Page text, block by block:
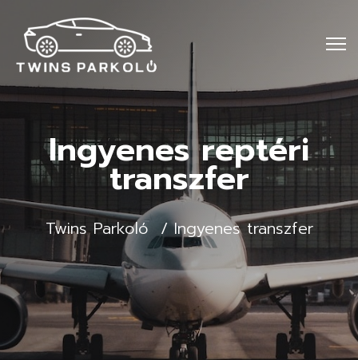
Ingyenes reptéri
transzfer
Twins Parkoló Ingyenes transzfer